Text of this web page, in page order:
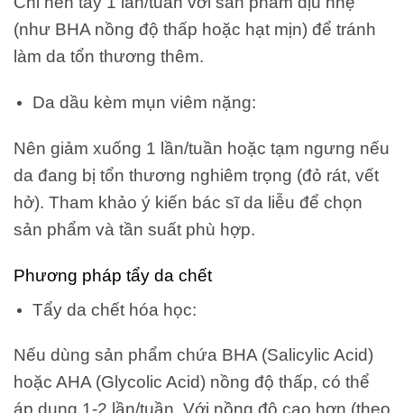
(như BHA nồng độ thấp hoặc hạt mịn) để tránh
làm da tổn thương thêm.
Da dầu kèm mụn viêm nặng:
Nên giảm xuống 1 lần/tuần hoặc tạm ngưng nếu
da đang bị tổn thương nghiêm trọng (đỏ rát, vết
hở). Tham khảo ý kiến bác sĩ da liễu để chọn
sản phẩm và tần suất phù hợp.
Phương pháp tẩy da chết
Tẩy da chết hóa học:
Nếu dùng sản phẩm chứa BHA (Salicylic Acid)
hoặc AHA (Glycolic Acid) nồng độ thấp, có thể